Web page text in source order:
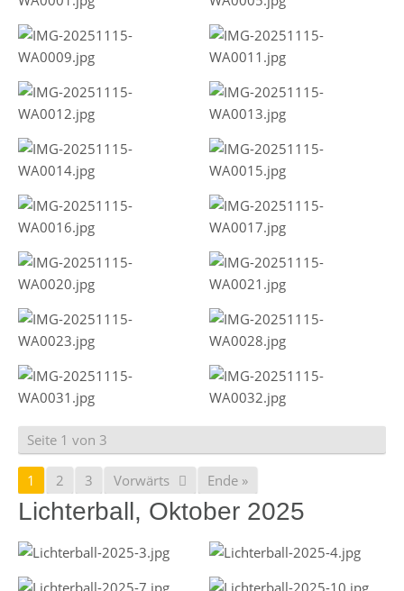
Seite 1 von 3
1 2 3 Vorwärts Ende »
Lichterball, Oktober 2025